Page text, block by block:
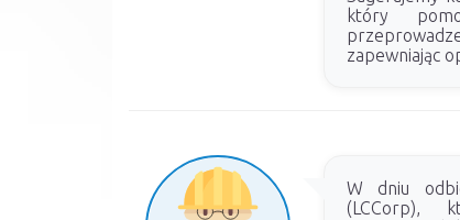
który
zapewniając
W dniu
(LCCorp),